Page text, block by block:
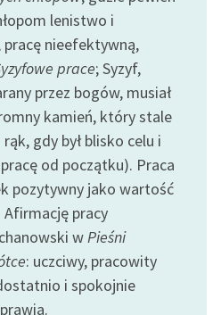
lenistwo i
nieefektywną,
prace; Syzyf,
przez bogów, musiał
kamień, który stale
gdy był blisko celu i
od początku). Praca
pozytywny jako wartość
Afirmację pracy
wPieśni
: uczciwy, pracowity
i spokojnie